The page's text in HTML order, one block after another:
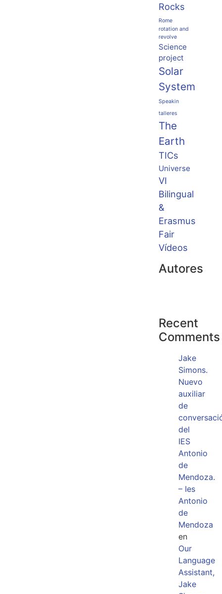
Rocks
Rome
rotation and
revolve
Science
project
Solar
System
Speakin
talleres
The
Earth
TICs
Universe
VI
Bilingual
&
Erasmus
Fair
Vídeos
Autores
Recent
Comments
Jake
Simons.
Nuevo
auxiliar
de
del
IES
Antonio
de
Mendoza.
– Ies
Antonio
de
Mendoza
en
Our
Language
Assistant,
Jake